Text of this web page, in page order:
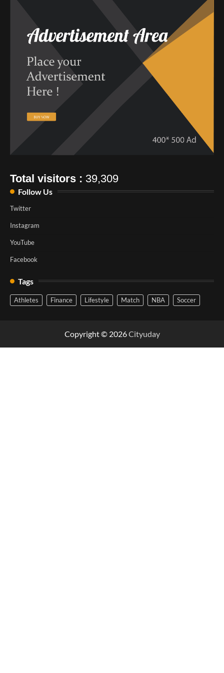
Total visitors : 39,309
Follow Us
Twitter
Instagram
YouTube
Facebook
Tags
Athletes Finance Lifestyle Match NBA Soccer
Copyright © 2026Cityuday